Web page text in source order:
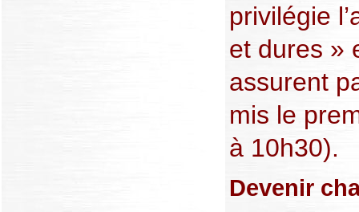
privilégie
et dures »
assurent
mis le
à 10h30).
Devenir